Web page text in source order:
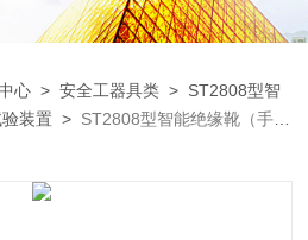
心 >安全工器具类 > ST2808型智
装置 > ST2808型智能绝缘靴（手